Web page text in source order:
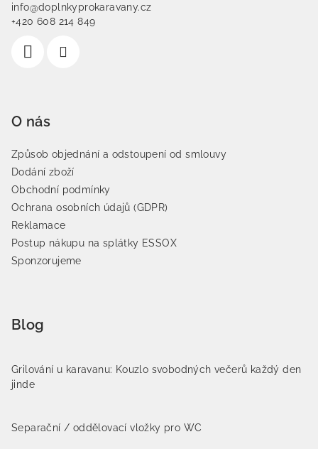
info@doplnkyprokaravany.cz
+420 608 214 849
O nás
Způsob objednání a odstoupení od smlouvy
Dodání zboží
Obchodní podmínky
Ochrana osobních údajů (GDPR)
Reklamace
Postup nákupu na splátky ESSOX
Sponzorujeme
Blog
Grilování u karavanu: Kouzlo svobodných večerů každý den
jinde
Separační / oddělovací vložky pro WC